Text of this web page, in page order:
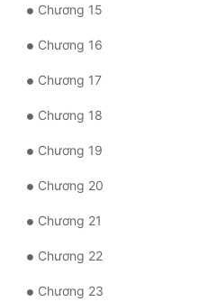
Cẩu Đạo Trường Sinh
Ngự Thú
Truyện Nam
Truyện Nữ
Vô Địch Lưu
Xây Dựng Thế Lực
Đam Mỹ
Chương 15
Chương 16
Chương 17
Chương 18
Chương 19
Chương 20
Chương 21
Chương 22
Chương 23